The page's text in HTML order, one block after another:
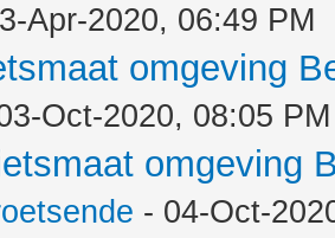
Apr-2020, 06:49 PM
omgeving
Oct-2020, 08:05 PM
omgeving
- 04-Oct-